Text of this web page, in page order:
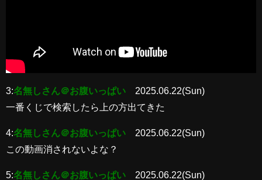
3:名無しさん＠お腹いっぱい
2025.06.22(Sun)
一番くじで検索したら上の方出てきた
4:名無しさん＠お腹いっぱい
2025.06.22(Sun)
この動画消されないよな？
5:名無しさん＠お腹いっぱい
2025.06.22(Sun)